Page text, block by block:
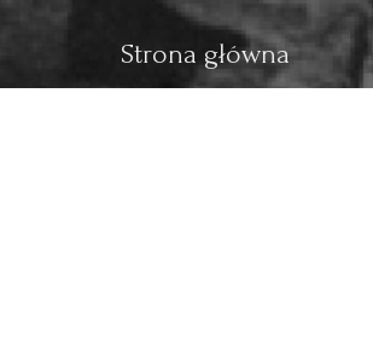
Strona główna